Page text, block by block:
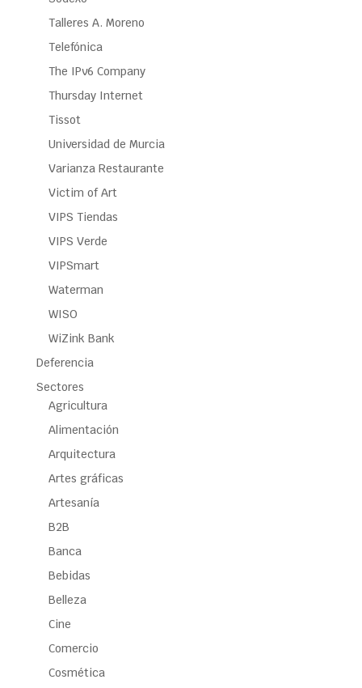
Talleres A. Moreno
Telefónica
The IPv6 Company
Thursday Internet
Tissot
Universidad de Murcia
Varianza Restaurante
Victim of Art
VIPS Tiendas
VIPS Verde
VIPSmart
Waterman
WISO
WiZink Bank
Deferencia
Sectores
Agricultura
Alimentación
Arquitectura
Artes gráficas
Artesanía
B2B
Banca
Bebidas
Belleza
Cine
Comercio
Cosmética